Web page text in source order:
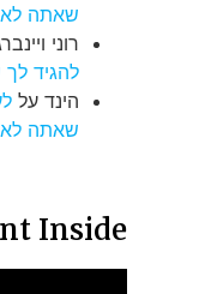
שאתה לא
רוני
להגיד
הינד על
שאתה לא
Inside